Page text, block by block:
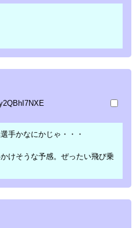
手かなにかじゃ・・・
けそうな予感。ぜったい飛び乗